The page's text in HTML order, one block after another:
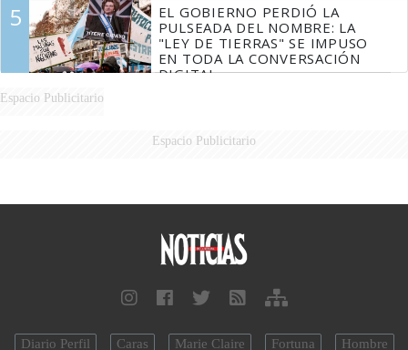
5
EL GOBIERNO PERDIÓ LA
PULSEADA DEL NOMBRE: LA
"LEY DE TIERRAS" SE IMPUSO
EN TODA LA CONVERSACIÓN
DIGITAL
Espacio Publicitario
Espacio Publicitario
Diario Perfil Caras Marie Claire Fortuna Hombre